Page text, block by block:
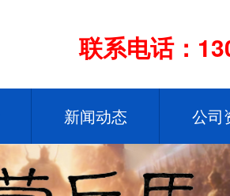
联系电话：
新闻动态 公司